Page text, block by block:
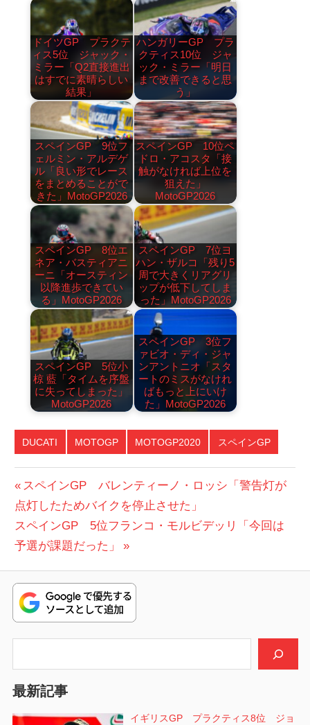
ドイツGP プラクテ
ィス5位 ジャック・
ミラー「Q2直接進出
はすでに素晴らしい
結果」
ハンガリーGP プラ
クティス10位 ジャ
ック・ミラー「明日
まで改善できると思
う」
スペインGP 9位フ
ェルミン・アルデゲ
ル「良い形でレース
をまとめることがで
きた」MotoGP2026
スペインGP 10位ペ
ドロ・アコスタ「接
触がなければ上位を
狙えた」
MotoGP2026
スペインGP 8位エ
ネア・バスティアニ
ーニ「オースティン
以降進歩できてい
る」MotoGP2026
スペインGP 7位ヨ
ハン・ザルコ「残り5
周で大きくリアグリ
ップが低下してしま
った」MotoGP2026
スペインGP 5位小
椋 藍「タイムを序盤
に失ってしまった」
MotoGP2026
スペインGP 3位フ
ァビオ・ディ・ジャ
ンアントニオ「スタ
ートのミスがなけれ
ばもっと上にいけ
た」MotoGP2026
DUCATI MOTOGP MOTOGP2020 スペインGP
投
稿
ナ
ビ
ゲ
ー
ン
前
の
投
稿:
スペインGP バレンティーノ・ロッシ「警告灯が
点灯したためバイクを停止させた」
次
の
稿:
スペインGP 5位フランコ・モルビデッリ「今回は
予選が課題だった」
最新記事
イギリスGP プラクティス8位 ジョ